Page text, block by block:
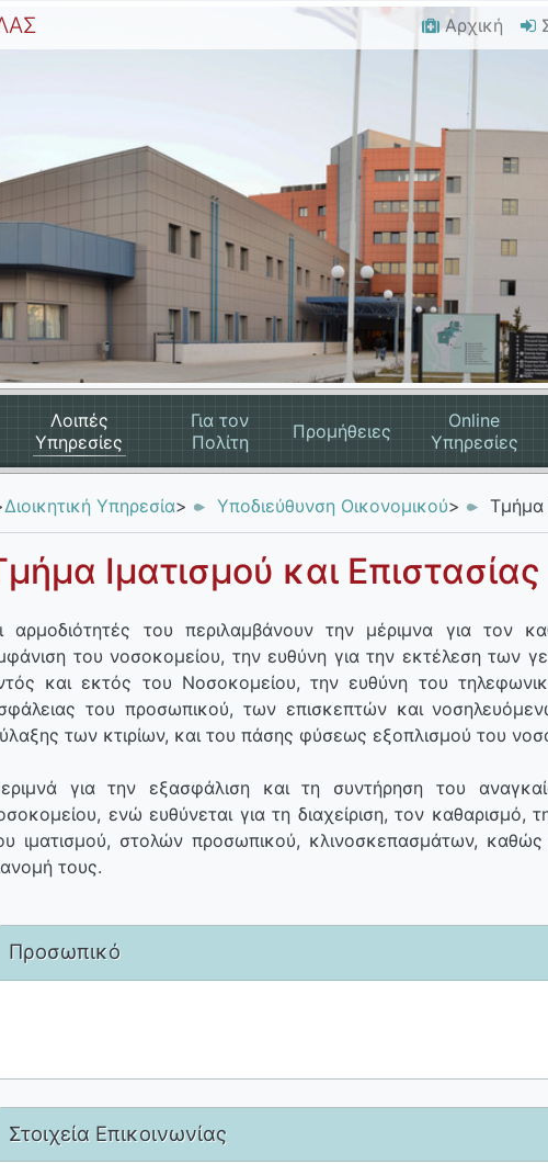
Αρχική
Λοιπές
Υπηρεσίες
Για τον
Πολίτη
Προμήθειες
Online
Υπηρεσίες
Διοικητική Υπηρεσία> Υποδιεύθυνση Οικονομικού> Τμήμα
Ιματισμού και Επιστασίας
αρμοδιότητές του περιλαμβάνουν την μέριμνα για τον
του νοσοκομείου, την ευθύνη για την εκτέλεση των
και εκτός του Νοσοκομείου, την ευθύνη του
του προσωπικού, των επισκεπτών και
των κτιρίων, και του πάσης φύσεως εξοπλισμού του
για την εξασφάλιση και τη συντήρηση του
ενώ ευθύνεται για τη διαχείριση, τον καθαρισμό,
ιματισμού, στολών προσωπικού, κλινοσκεπασμάτων, καθώς
τους.
Προσωπικό
Στοιχεία Επικοινωνίας